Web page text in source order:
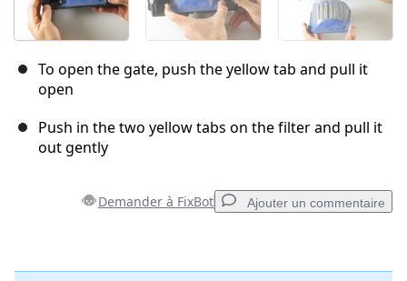
To open the gate, push the yellow tab and pull it
open
Push in the two yellow tabs on the filter and pull it
out gently
Demander à FixBot Ajouter un commentaire